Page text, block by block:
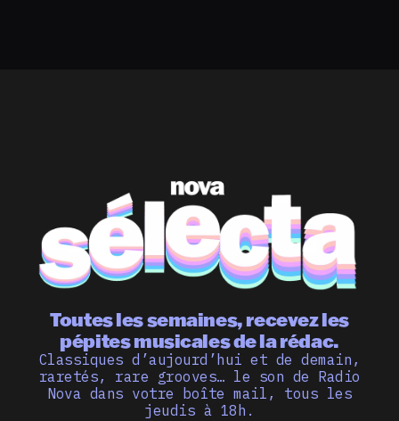
Toutes les semaines, recevez les
pépites musicales de la rédac.
Classiques d’aujourd’hui et de demain,
raretés, rare grooves… le son de Radio
Nova dans votre boîte mail, tous les
jeudis à 18h.